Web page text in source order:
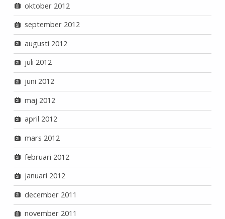
oktober 2012
september 2012
augusti 2012
juli 2012
juni 2012
maj 2012
april 2012
mars 2012
februari 2012
januari 2012
december 2011
november 2011